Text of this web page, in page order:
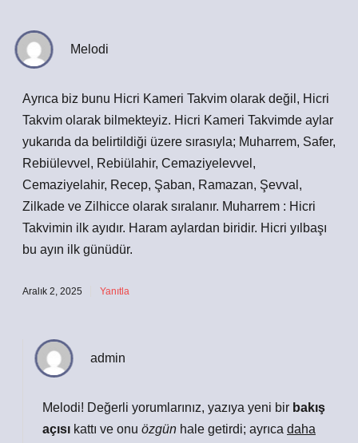
Melodi
Ayrıca biz bunu Hicri Kameri Takvim olarak değil, Hicri
Takvim olarak bilmekteyiz. Hicri Kameri Takvimde aylar
yukarıda da belirtildiği üzere sırasıyla; Muharrem, Safer,
Rebiülevvel, Rebiülahir, Cemaziyelevvel,
Cemaziyelahir, Recep, Şaban, Ramazan, Şevval,
Zilkade ve Zilhicce olarak sıralanır. Muharrem : Hicri
Takvimin ilk ayıdır. Haram aylardan biridir. Hicri yılbaşı
bu ayın ilk günüdür.
Aralık 2, 2025 Yanıtla
admin
Melodi! Değerli yorumlarınız, yazıya yeni bir bakış
açısı kattı ve onu özgün hale getirdi; ayrıca daha